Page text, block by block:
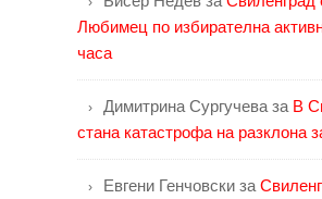
Любимец по избирателна
часа
Димитрина Сургучева за В
стана катастрофа на разклона
Евгени Генчовски за